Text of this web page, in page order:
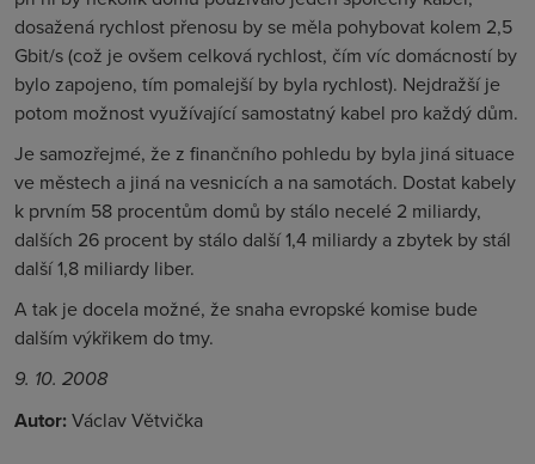
dosažená rychlost přenosu by se měla pohybovat kolem 2,5
Gbit/s (což je ovšem celková rychlost, čím víc domácností by
bylo zapojeno, tím pomalejší by byla rychlost). Nejdražší je
potom možnost využívající samostatný kabel pro každý dům.
Je samozřejmé, že z finančního pohledu by byla jiná situace
ve městech a jiná na vesnicích a na samotách. Dostat kabely
k prvním 58 procentům domů by stálo necelé 2 miliardy,
dalších 26 procent by stálo další 1,4 miliardy a zbytek by stál
další 1,8 miliardy liber.
A tak je docela možné, že snaha evropské komise bude
dalším výkřikem do tmy.
9. 10. 2008
Autor: Václav Větvička